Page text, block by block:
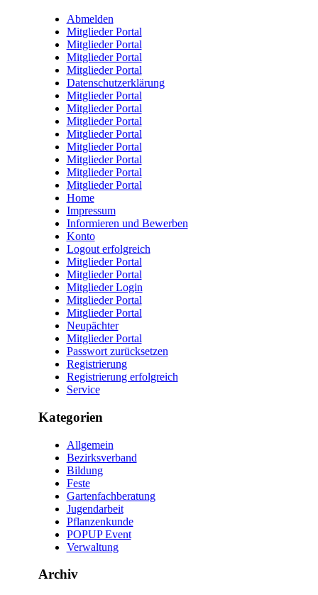
Abmelden
Mitglieder Portal
Mitglieder Portal
Mitglieder Portal
Mitglieder Portal
Datenschutzerklärung
Mitglieder Portal
Mitglieder Portal
Mitglieder Portal
Mitglieder Portal
Mitglieder Portal
Mitglieder Portal
Mitglieder Portal
Mitglieder Portal
Home
Impressum
Informieren und Bewerben
Konto
Logout erfolgreich
Mitglieder Portal
Mitglieder Portal
Mitglieder Login
Mitglieder Portal
Mitglieder Portal
Neupächter
Mitglieder Portal
Passwort zurücksetzen
Registrierung
Registrierung erfolgreich
Service
Kategorien
Allgemein
Bezirksverband
Bildung
Feste
Gartenfachberatung
Jugendarbeit
Pflanzenkunde
POPUP Event
Verwaltung
Archiv